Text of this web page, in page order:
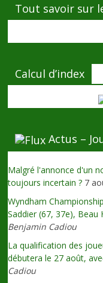
Tout savoir sur
Calcul d’index
Actus –
Malgré l'annonce d'un
toujours incertain ? 7
Wyndham
Saddier (67, 37e), Beau
Benjamin Cadiou
La qualification des
débutera le 27 août,
Cadiou